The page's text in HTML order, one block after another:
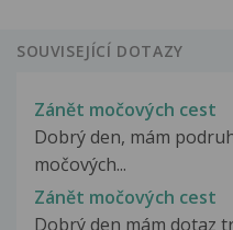
SOUVISEJÍCÍ DOTAZY
Zánět močových cest
Dobrý den, mám
močových...
Zánět močových cest
Dobrý den mám dotaz